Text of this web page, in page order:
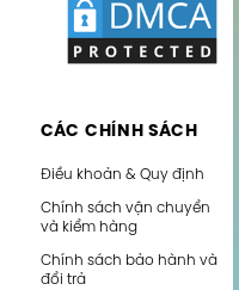
CÁC CHÍNH SÁCH
Điều khoản & Quy định
Chính sách vận chuyển
và kiểm hàng
Chính sách bảo hành và
đổi trả